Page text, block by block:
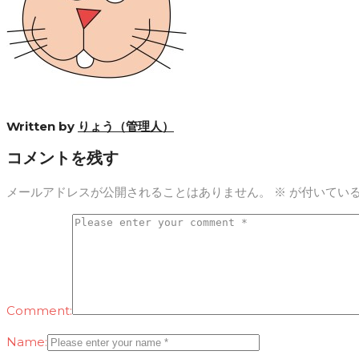
Written by りょう（管理人）
コメントを残す
メールアドレスが公開されることはありません。 ※ が付いてい
Comment:
Name: